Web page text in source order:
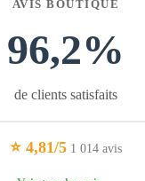
AVIS BOUTIQUE
96,2%
de clients satisfaits
⭐ 4,81/5 1 014 avis